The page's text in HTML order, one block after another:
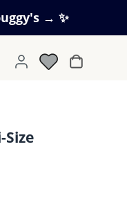
→ ✨
Size